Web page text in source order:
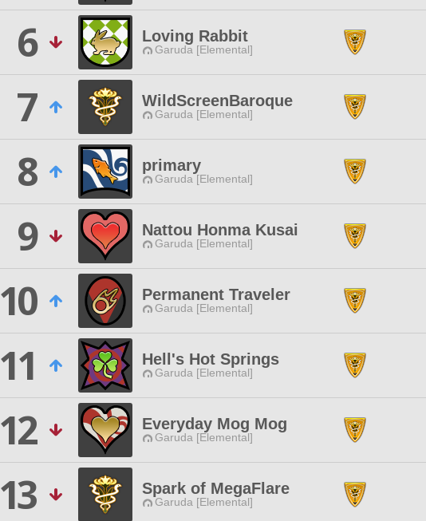
6
Loving Rabbit
Garuda [Elemental]
7
WildScreenBaroque
Garuda [Elemental]
8
primary
Garuda [Elemental]
9
Nattou Honma Kusai
Garuda [Elemental]
10
Permanent Traveler
Garuda [Elemental]
11
Hell's Hot Springs
Garuda [Elemental]
12
Everyday Mog Mog
Garuda [Elemental]
13
Spark of MegaFlare
Garuda [Elemental]